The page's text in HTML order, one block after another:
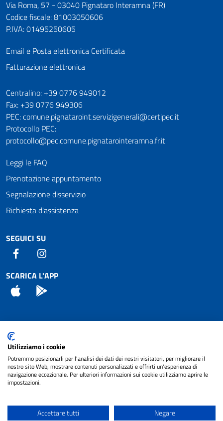
Via Roma, 57 - 03040 Pignataro Interamna (FR)
Codice fiscale: 81003050606
P.IVA: 01495250605
Email e Posta elettronica Certificata
Fatturazione elettronica
Numeri utili
Centralino: +39 0776 949012
Fax: +39 0776 949306
PEC: comune.pignataroint.servizigenerali@certipec.it
Protocollo PEC:
protocollo@pec.comune.pignatarointeramna.fr.it
Leggi le FAQ
Prenotazione appuntamento
Segnalazione disservizio
Richiesta d'assistenza
SEGUICI SU
Facebook
SCARICA L'APP
App Store
Attuazione Misure PNRR
Piano di miglioramento del sito
Note legali
cura diNET SMART
Utilizziamo i cookie
Potremmo posizionarli per l'analisi dei dati dei nostri visitatori, per migliorare il
nostro sito Web, mostrare contenuti personalizzati e offrirti un'esperienza di
navigazione eccezionale. Per ulteriori informazioni sui cookie utilizziamo aprire le
impostazioni.
Accettare tutti Negare